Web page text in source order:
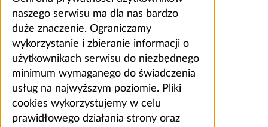
naszego serwisu ma dla nas bardzo
duże znaczenie. Ograniczamy
wykorzystanie i zbieranie informacji o
użytkownikach serwisu do niezbędnego
minimum wymaganego do świadczenia
usług na najwyższym poziomie. Pliki
cookies wykorzystujemy w celu
prawidłowego działania strony oraz